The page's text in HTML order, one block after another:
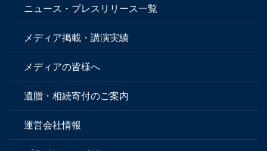
ニュース・プレスリリース一覧
メディア掲載・講演実績
メディアの皆様へ
遺贈・相続寄付のご案内
運営会社情報